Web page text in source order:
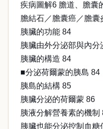
疾病圖解6 膽道、膽囊
膽結石／膽囊癌／膽囊
胰臟的功能 84
胰臟由外分泌部與內分
胰臟的構造 84
■分泌荷爾蒙的胰島 84
胰島的結構 85
胰臟分泌的荷爾蒙 86
胰液分解營養素的機制
胰臟也能分泌控制血糖